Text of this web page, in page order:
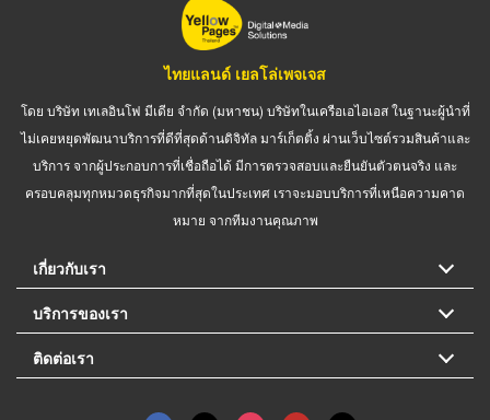
ไทยแลนด์ เยลโล่เพจเจส
โดย บริษัท เทเลอินโฟ มีเดีย จำกัด (มหาชน) บริษัทในเครือเอไอเอส ในฐานะผู้นำที่
ไม่เคยหยุดพัฒนาบริการที่ดีที่สุดด้านดิจิทัล มาร์เก็ตติ้ง ผ่านเว็บไซต์รวมสินค้าและ
บริการ จากผู้ประกอบการที่เชื่อถือได้ มีการตรวจสอบและยืนยันตัวตนจริง และ
ครอบคลุมทุกหมวดธุรกิจมากที่สุดในประเทศ เราจะมอบบริการที่เหนือความคาด
หมาย จากทีมงานคุณภาพ
เกี่ยวกับเรา
บริการของเรา
ติดต่อเรา